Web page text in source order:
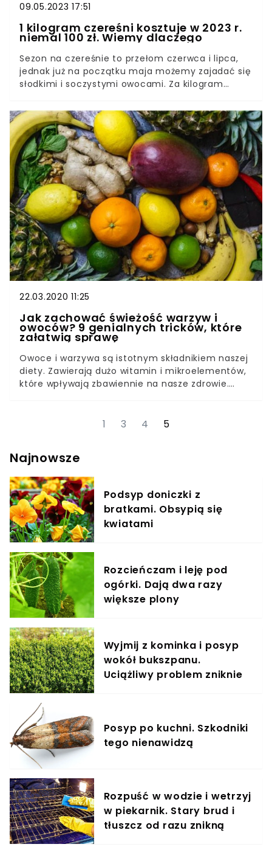
09.05.2023 17:51
1 kilogram czereśni kosztuje w 2023 r.
niemal 100 zł. Wiemy dlaczego
Sezon na czereśnie to przełom czerwca i lipca,
jednak już na początku maja możemy zajadać się
słodkimi i soczystymi owocami. Za kilogram
sezonie będą o wiele tańsze.
22.03.2020 11:25
Jak zachować świeżość warzyw i
owoców? 9 genialnych tricków, które
załatwią sprawę
Owoce i warzywa są istotnym składnikiem naszej
diety. Zawierają dużo witamin i mikroelementów,
które wpływają zbawiennie na nasze zdrowie.
twój portfel i twoje samopoczucie
wymówką do ich niekupowania. Owoce i warzywa
świeże. Bardzo szybko tracą swój pierwotny
wygląd i w zaledwie kilka dni nie są zdatne do
spożycia. Chyba że odpowiednio je
zabezpieczymy. Znamy kilka tricków, które
pomogą zachować świeżość owoców i warzyw na
dłużej.
1 3 4 5
Najnowsze
Podsyp doniczki z
bratkami. Obsypią się
kwiatami
Rozcieńczam i leję pod
ogórki. Dają dwa razy
większe plony
Wyjmij z kominka i posyp
wokół bukszpanu.
Uciążliwy problem zniknie
Posyp po kuchni. Szkodniki
tego nienawidzą
Rozpuść w wodzie i wetrzyj
w piekarnik. Stary brud i
tłuszcz od razu znikną